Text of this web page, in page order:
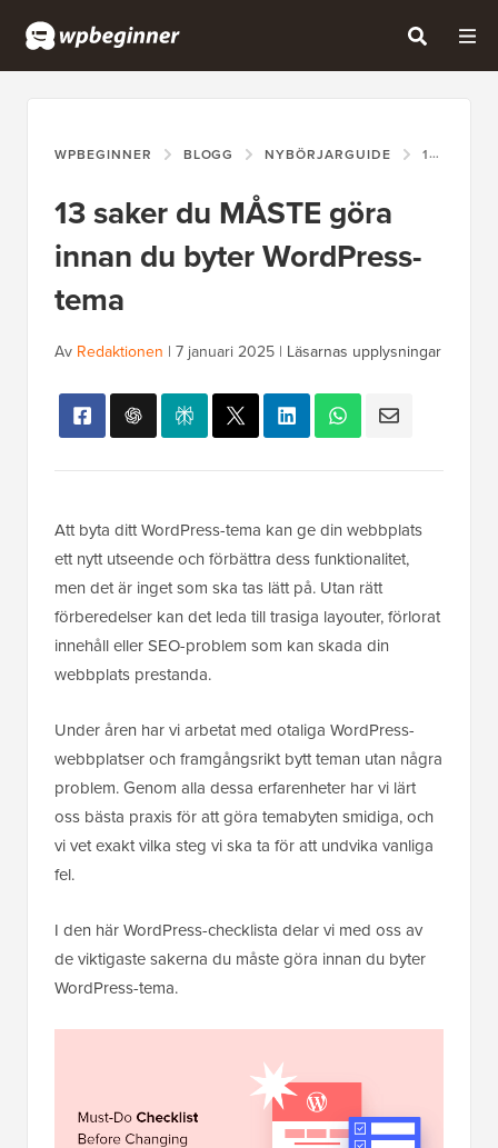
WPBEGINNER BLOGG NYBÖRJARGUIDE 13 SAKER DU MÅSTE GÖRA INNAN DU BYTER WORDPRESS-TEMA
13 saker du MÅSTE göra
innan du byter WordPress-
tema
Av Redaktionen | 7 januari 2025 | Läsarnas upplysningar
Att byta ditt WordPress-tema kan ge din webbplats
ett nytt utseende och förbättra dess funktionalitet,
men det är inget som ska tas lätt på. Utan rätt
förberedelser kan det leda till trasiga layouter, förlorat
innehåll eller SEO-problem som kan skada din
webbplats prestanda.
Under åren har vi arbetat med otaliga WordPress-
webbplatser och framgångsrikt bytt teman utan några
problem. Genom alla dessa erfarenheter har vi lärt
oss bästa praxis för att göra temabyten smidiga, och
vi vet exakt vilka steg vi ska ta för att undvika vanliga
fel.
I den här WordPress-checklista delar vi med oss av
de viktigaste sakerna du måste göra innan du byter
WordPress-tema.